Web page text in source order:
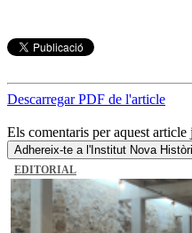
Descarregar PDF de l'article
Els comentaris per aquest article
Adhereix-te a l'Institut Nova
EDITORIAL